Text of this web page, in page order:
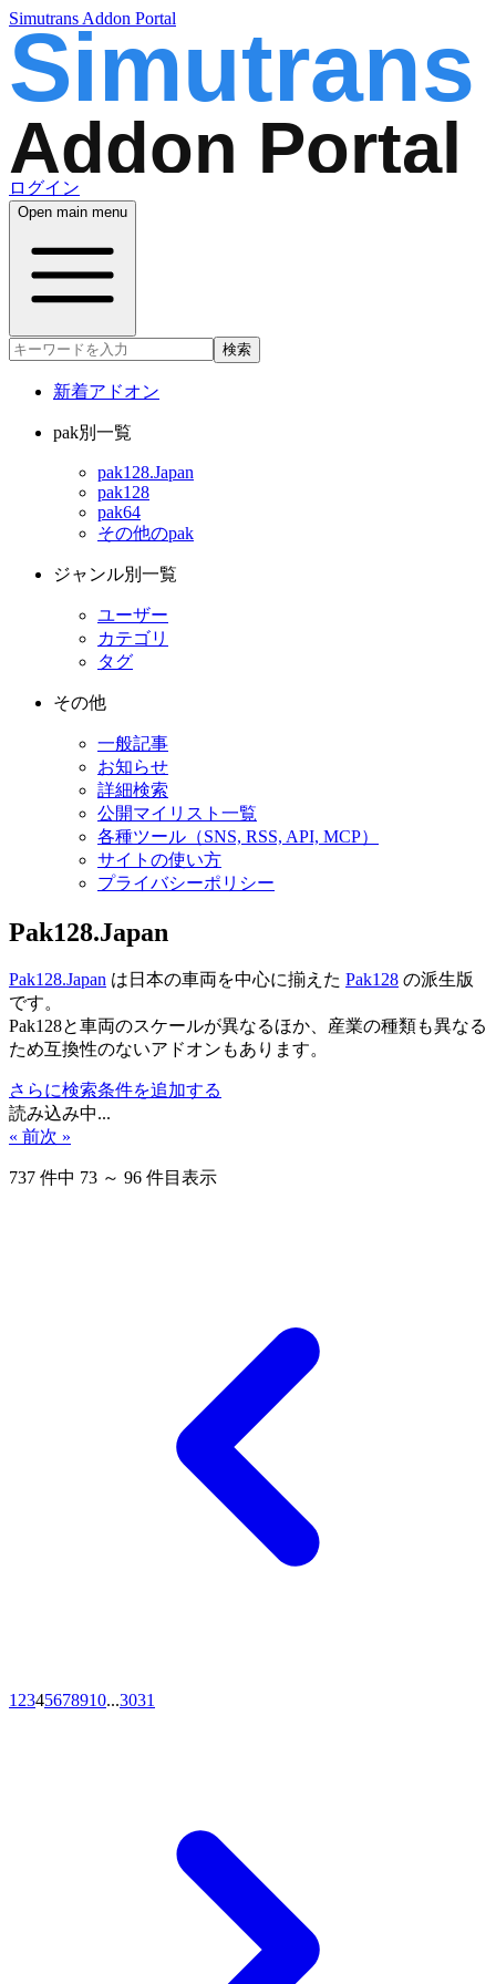
Simutrans Addon Portal
ログイン
Open main menu
検索
新着アドオン
pak別一覧
pak128.Japan
pak128
pak64
その他のpak
ジャンル別一覧
ユーザー
カテゴリ
タグ
その他
一般記事
お知らせ
詳細検索
公開マイリスト一覧
各種ツール（SNS, RSS, API, MCP）
サイトの使い方
プライバシーポリシー
Pak128.Japan
Pak128.Japan は日本の車両を中心に揃えた Pak128 の派生版
です。
Pak128と車両のスケールが異なるほか、産業の種類も異なる
ため互換性のないアドオンもあります。
さらに検索条件を追加する
読み込み中...
« 前次 »
737 件中 73 ～ 96 件目表示
12345678910...3031